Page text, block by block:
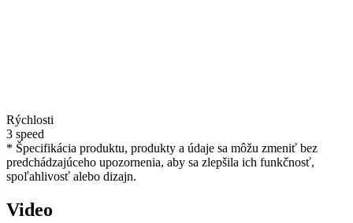
Rýchlosti
3 speed
* Špecifikácia produktu, produkty a údaje sa môžu zmeniť bez
predchádzajúceho upozornenia, aby sa zlepšila ich funkčnosť,
spoľahlivosť alebo dizajn.
Video